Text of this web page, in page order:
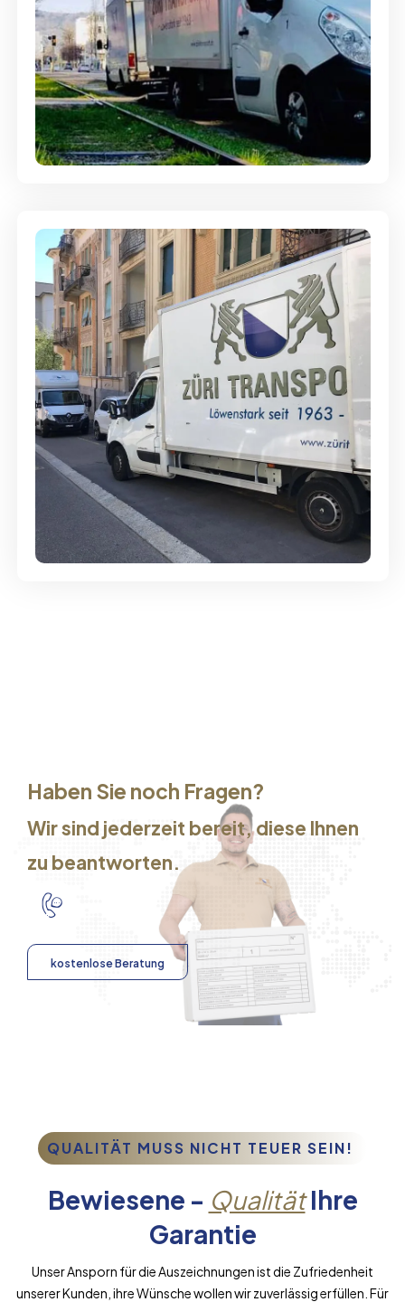
Ein- und Auspackservice
Günstige Umzüge - Hervorragender
Service
Haben Sie noch Fragen?
Wir sind jederzeit bereit, diese Ihnen
zu beantworten.
kostenlose Beratung
QUALITÄT MUSS NICHT TEUER SEIN!
Bewiesene - QualitätIhre
Garantie
Unser Ansporn für die Auszeichnungen ist die Zufriedenheit
unserer Kunden, ihre Wünsche wollen wir zuverlässig erfüllen. Für